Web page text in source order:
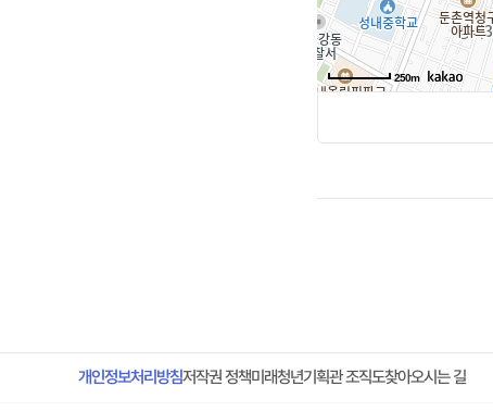
250m
개인정보처리방침저작권 정책미래청년기획관 조직도찾아오시는 길